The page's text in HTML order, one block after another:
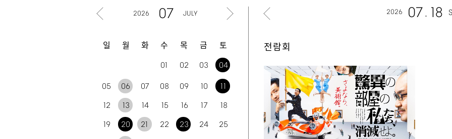
2026 07 JULY
일 월 화 수 목 금 토
01 02 03 04
05 06 07 08 09 10 11
12 13 14 15 16 17 18
19 20 21 22 23 24 25
2026 07 18
전람회